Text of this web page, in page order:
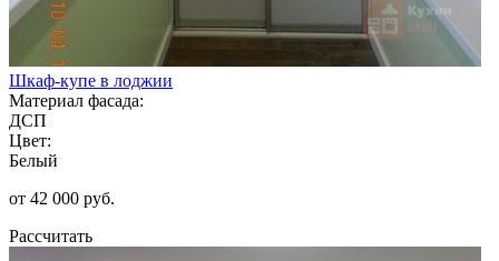
Шкаф-купе в лоджии
Материал фасада:
ДСП
Цвет:
Белый
от 42 000 руб.
Рассчитать